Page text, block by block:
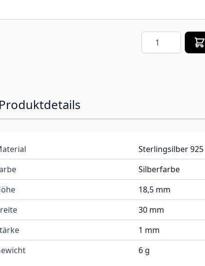
Menge
Produktdetails
Sterlingsilber 925
Silberfarbe
18,5 mm
30 mm
1 mm
6 g